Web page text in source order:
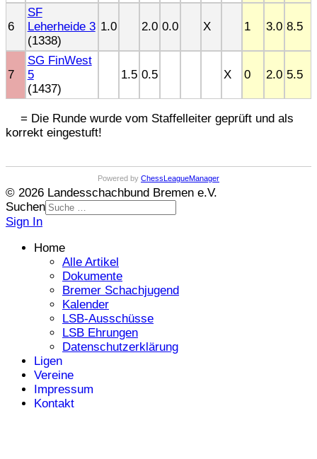
6
SF
Leherheide 3
(1338)
1.0 2.0 0.0 X 1 3.0 8.5
7
SG FinWest
5
(1437)
1.5 0.5 X 0 2.0 5.5
= Die Runde wurde vom Staffelleiter geprüft und als
korrekt eingestuft!
Powered by ChessLeagueManager
© 2026 Landesschachbund Bremen e.V.
Suchen
Sign In
Home
Alle Artikel
Dokumente
Bremer Schachjugend
Kalender
LSB-Ausschüsse
LSB Ehrungen
Datenschutzerklärung
Ligen
Vereine
Impressum
Kontakt